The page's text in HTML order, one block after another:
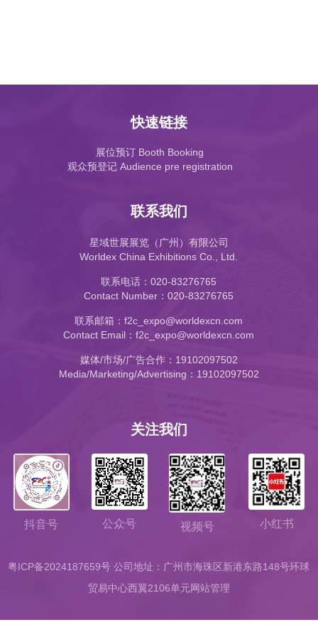
快速链接
展位预订 Booth Booking
观众预登记 Audience pre registration
联系我们
星域世展展览（广州）有限公司
Worldex China Exhibitions Co., Ltd.
联系电话：020-83276765
Contact Number：020-83276765
联系邮箱：f2c_expo@worldexcn.com
Contact Email：f2c_expo@worldexcn.com
媒体/市场/广告合作：19102097502
Media/Marketing/Advertising：19102097502
关注我们
抖音号 公众号 视频号 小红书
粤ICP备2024187659号 公司地址：广州市海珠区新港东路148号环球
贸易中心西翼2106单元网站管理